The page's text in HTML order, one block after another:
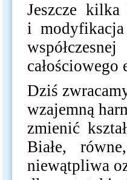
Jeszcze
i
całościowego
Dziś
wzajemną
zmienić
Białe,
niewątpliwa